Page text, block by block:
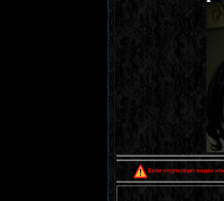
Если отсутствует видео